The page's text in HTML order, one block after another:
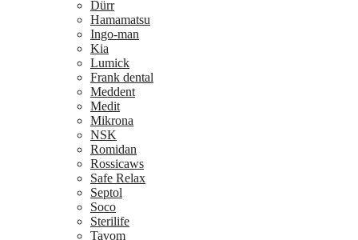
Dürr
Hamamatsu
Ingo-man
Kia
Lumick
Frank dental
Meddent
Medit
Mikrona
NSK
Romidan
Rossicaws
Safe Relax
Septol
Soco
Sterilife
Tavom